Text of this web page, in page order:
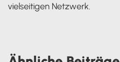
vielseitigen Netzwerk.